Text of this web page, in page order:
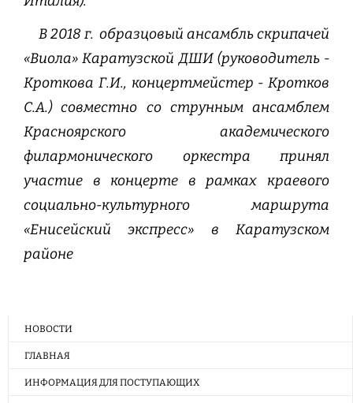
В 2018 г. образцовый ансамбль скрипачей
«Виола» Каратузской ДШИ (руководитель -
Кроткова Г.И., концертмейстер - Кротков
С.А.) совместно со струнным ансамблем
Красноярского академического
филармонического оркестра принял
участие в концерте в рамках краевого
социально-культурного маршрута
«Енисейский экспресс» в Каратузском
районе
НОВОСТИ
ГЛАВНАЯ
ИНФОРМАЦИЯ ДЛЯ ПОСТУПАЮЩИХ